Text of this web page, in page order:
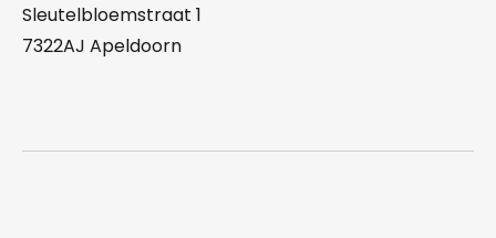
Sleutelbloemstraat 1
7322AJ Apeldoorn